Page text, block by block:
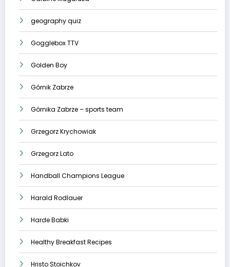
geography quiz
Gogglebox TTV
Golden Boy
Górnik Zabrze
Górnika Zabrze – sports team
Grzegorz Krychowiak
Grzegorz Lato
Handball Champions League
Harald Rodlauer
Harde Babki
Healthy Breakfast Recipes
Hristo Stoichkov